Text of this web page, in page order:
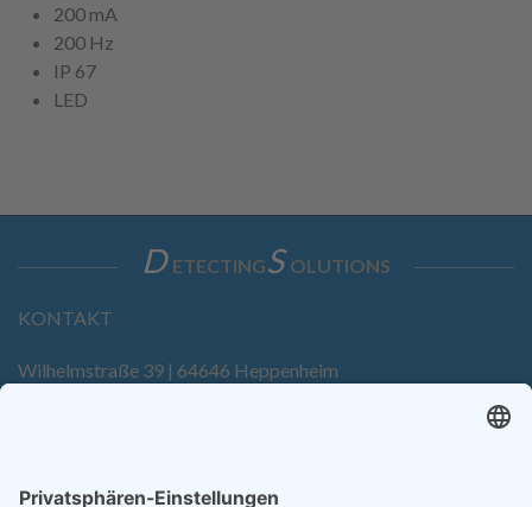
200 mA
200 Hz
IP 67
LED
D ETECTINGS OLUTIONS
KONTAKT
Wilhelmstraße 39 | 64646 Heppenheim